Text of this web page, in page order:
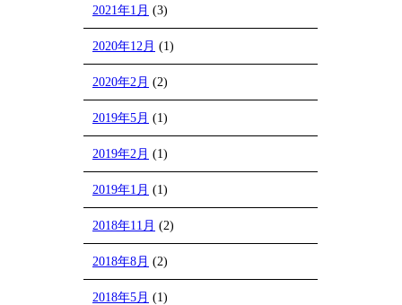
2021年1月 (3)
2020年12月 (1)
2020年2月 (2)
2019年5月 (1)
2019年2月 (1)
2019年1月 (1)
2018年11月 (2)
2018年8月 (2)
2018年5月 (1)